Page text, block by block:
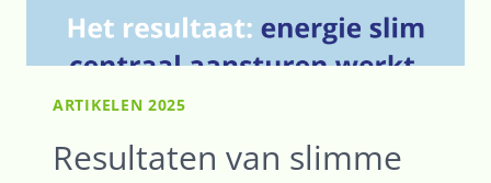
ARTIKELEN 2025
Resultaten van slimme